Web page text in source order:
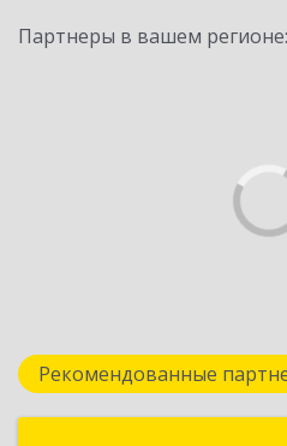
Партнеры в вашем регионе:
Рекомендованные